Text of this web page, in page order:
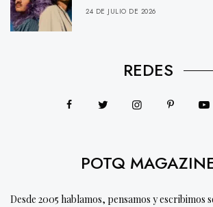
24 DE JULIO DE 2026
REDES
POTQ
Desde 2005 hablamos, pensamos y escribimos